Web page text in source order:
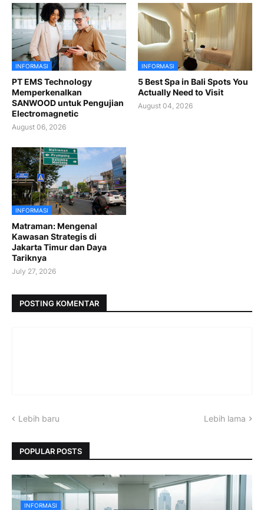
INFORMASI
PT EMS Technology
Memperkenalkan
SANWOOD untuk Pengujian
Electromagnetic
August 06, 2026
INFORMASI
5 Best Spa in Bali Spots You
Actually Need to Visit
August 04, 2026
INFORMASI
Matraman: Mengenal
Kawasan Strategis di
Jakarta Timur dan Daya
Tariknya
July 27, 2026
POSTING KOMENTAR
Lebih baru Lebih lama
POPULAR POSTS
INFORMASI